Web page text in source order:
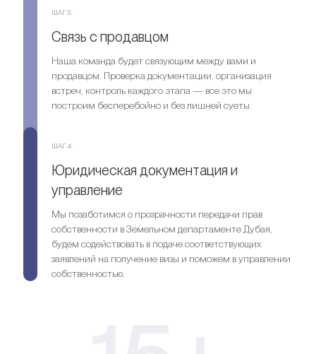
Оставить заявку
ШАГ 3.
Связь с продавцом
Наша команда будет связующим между вами и
продавцом. Проверка документации, организация
встреч, контроль каждого этапа — все это мы
построим бесперебойно и без лишней суеты.
ШАГ 4.
Юридическая документация и
управление
Мы позаботимся о прозрачности передачи прав
собственности в Земельном департаменте Дубая,
будем содействовать в подаче соответствующих
заявлений на получение визы и поможем в управлении
собственностью.